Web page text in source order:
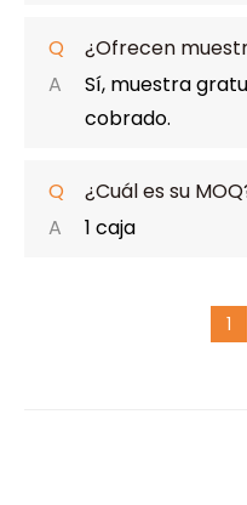
Q
¿Ofrecen
A
Sí, muestra
cobrado.
Q
¿Cuál es su
A
1 caja
1